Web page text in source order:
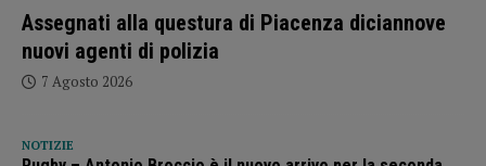
Assegnati alla questura di Piacenza diciannove
nuovi agenti di polizia
7 Agosto 2026
NOTIZIE